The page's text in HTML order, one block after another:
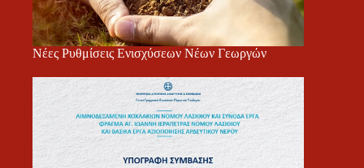
Νέες Ρυθμίσεις Ενισχύσεων Νέων Γεωργών